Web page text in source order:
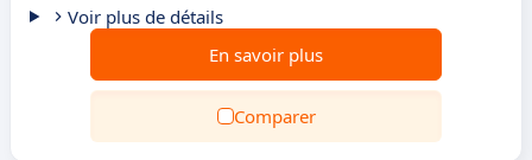
Voir plus de détails
En savoir plus
Comparer